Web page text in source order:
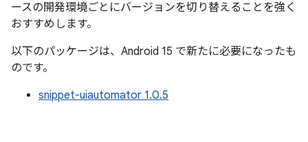
ースの開発環境ごとにバージョンを切り替えることを強く
おすすめします。
以下のパッケージは、Android 15 で新たに必要になったも
のです。
snippet-uiautomator 1.0.5